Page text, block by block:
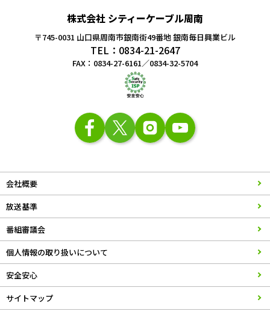
株式会社 シティーケーブル周南
〒745-0031 山口県周南市銀南街49番地銀南毎日興業ビル
TEL：0834-21-2647
FAX：0834-27-6161／0834-32-5704
会社概要
放送基準
番組審議会
個人情報の取り扱いについて
安全安心
サイトマップ